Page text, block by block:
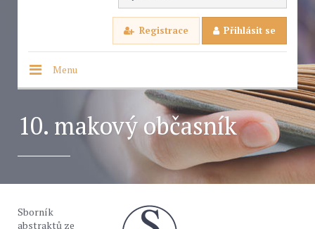
Registrace Přihlásit se
Menu
10. makový občasník
Sborník
abstraktů ze